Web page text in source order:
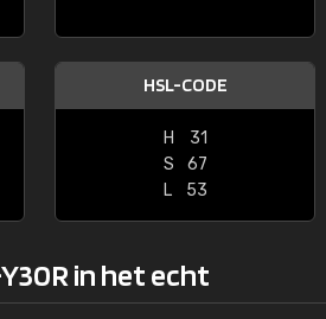
HSL-CODE
H
31
S
67
L
53
in het echt